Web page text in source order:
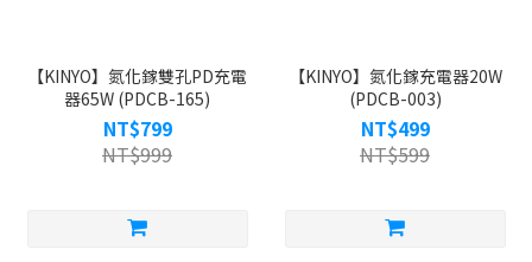
【KINYO】氮化鎵雙孔PD充電
器65W (PDCB-165)
NT$799
NT$999
【KINYO】氮化鎵充電器20W
(PDCB-003)
NT$499
NT$599